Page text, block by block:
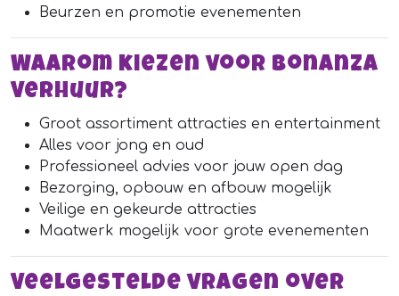
Beurzen en promotie evenementen
Waarom kiezen voor Bonanza
Verhuur?
Groot assortiment attracties en entertainment
Alles voor jong en oud
Professioneel advies voor jouw open dag
Bezorging, opbouw en afbouw mogelijk
Veilige en gekeurde attracties
Maatwerk mogelijk voor grote evenementen
Veelgestelde vragen over